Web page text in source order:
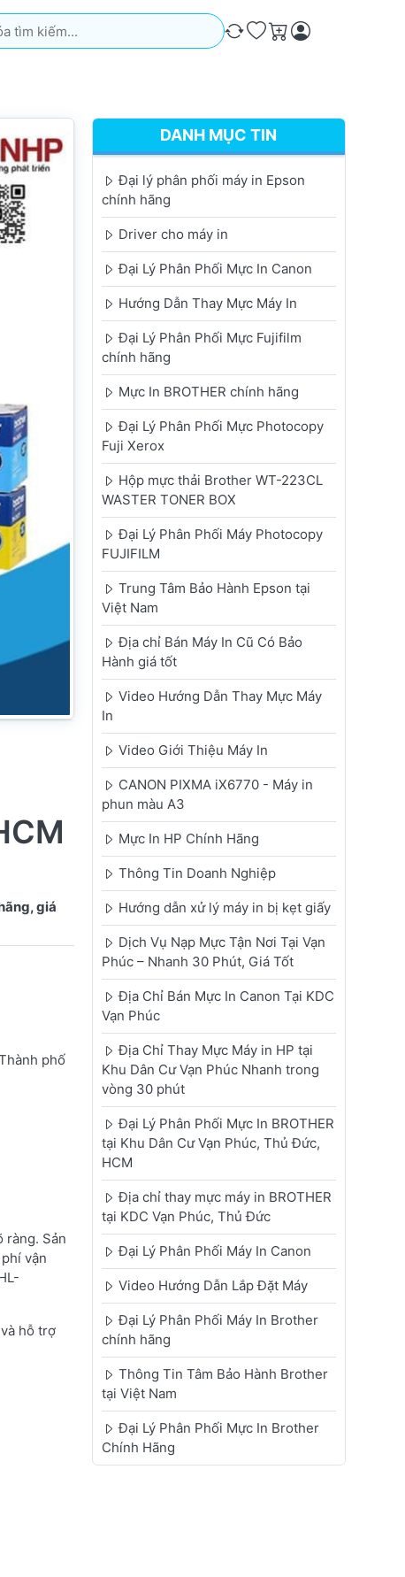
Kết quả sẽ tự động xuất hiện khi bạn nhập. Nhấn phím
So sánh
Ưa thích
Giỏ hàng
giá
phố
ràng. Sản
vận
hỗ trợ
DANH MỤC TIN
Đại lý phân phối máy in Epson
chính hãng
Driver cho máy in
Đại Lý Phân Phối Mực In Canon
Hướng Dẫn Thay Mực Máy In
Đại Lý Phân Phối Mực Fujifilm
chính hãng
Mực In BROTHER chính hãng
Đại Lý Phân Phối Mực Photocopy
Fuji Xerox
Hộp mực thải Brother WT-223CL
WASTER TONER BOX
Đại Lý Phân Phối Máy Photocopy
FUJIFILM
Trung Tâm Bảo Hành Epson tại
Việt Nam
Địa chỉ Bán Máy In Cũ Có Bảo
Hành giá tốt
Video Hướng Dẫn Thay Mực Máy
In
Video Giới Thiệu Máy In
CANON PIXMA iX6770 - Máy in
phun màu A3
Mực In HP Chính Hãng
Thông Tin Doanh Nghiệp
Hướng dẫn xử lý máy in bị kẹt giấy
Dịch Vụ Nạp Mực Tận Nơi Tại Vạn
Phúc – Nhanh 30 Phút, Giá Tốt
Địa Chỉ Bán Mực In Canon Tại KDC
Vạn Phúc
Địa Chỉ Thay Mực Máy in HP tại
Khu Dân Cư Vạn Phúc Nhanh trong
vòng 30 phút
Đại Lý Phân Phối Mực In BROTHER
tại Khu Dân Cư Vạn Phúc, Thủ Đức,
HCM
Địa chỉ thay mực máy in BROTHER
tại KDC Vạn Phúc, Thủ Đức
Đại Lý Phân Phối Máy In Canon
Video Hướng Dẫn Lắp Đặt Máy
Đại Lý Phân Phối Máy In Brother
chính hãng
Thông Tin Tâm Bảo Hành Brother
tại Việt Nam
Đại Lý Phân Phối Mực In Brother
Chính Hãng